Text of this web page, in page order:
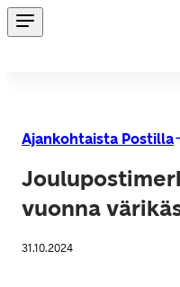
Ajankohtaista Postilla
vuonna
31.10.2024